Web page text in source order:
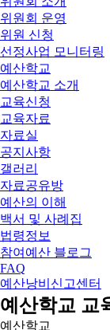
위원회 운영
위원 신청
선정사업 모니터링
예산학교
예산학교 소개
교육신청
교육자료
자료실
공지사항
갤러리
자료공유방
예산의 이해
백서 및 사례집
법령정보
참여예산 블로그
FAQ
예산낭비신고센터
예산학교 교
예산학교